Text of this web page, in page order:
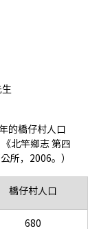
的橋仔村人口
北竿鄉志 第四
所，2006。）
橋仔村人口
680